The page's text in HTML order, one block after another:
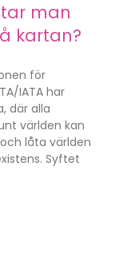
man
kartan?
för
IATA har
där alla
världen kan
låta världen
Syftet